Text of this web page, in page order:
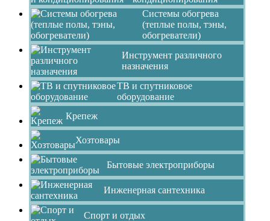
Системы обогрева
(теплые полы, тэны,
обогреватели)
Инструмент различного
назначения
ТВ и спутниковое
оборудование
Крепеж
Хозтовары
Бытовые электроприборы
Инженерная сантехника
Спорт и отдых